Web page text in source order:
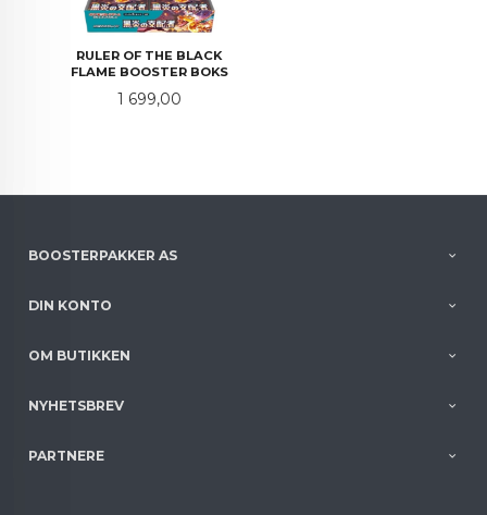
RULER OF THE BLACK
FLAME BOOSTER BOKS
Pris
1 699,00
BOOSTERPAKKER AS
DIN KONTO
OM BUTIKKEN
NYHETSBREV
PARTNERE